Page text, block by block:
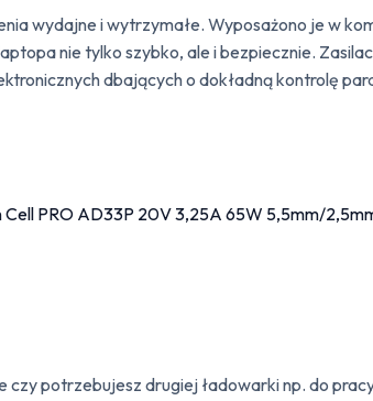
wydajne i wytrzymałe. Wyposażono je w
nie tylko szybko, ale i bezpiecznie.
dbających o dokładną kontrolę
czy potrzebujesz drugiej ładowarki np. do